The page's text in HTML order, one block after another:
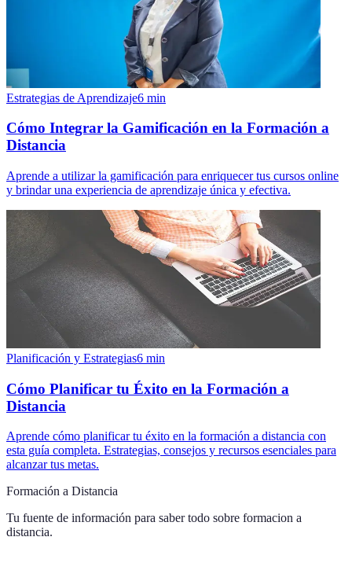
Estrategias de Aprendizaje6 min
Cómo Integrar la Gamificación en la Formación a
Distancia
Aprende a utilizar la gamificación para enriquecer tus cursos online
y brindar una experiencia de aprendizaje única y efectiva.
Planificación y Estrategias6 min
Cómo Planificar tu Éxito en la Formación a
Distancia
Aprende cómo planificar tu éxito en la formación a distancia con
esta guía completa. Estrategias, consejos y recursos esenciales para
alcanzar tus metas.
Formación a Distancia
Tu fuente de información para saber todo sobre formacion a
distancia.